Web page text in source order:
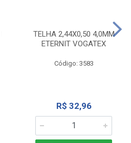
TELHA 2,44X0,50 4,0MM
ETERNIT VOGATEX
Código: 3583
R$ 32,96